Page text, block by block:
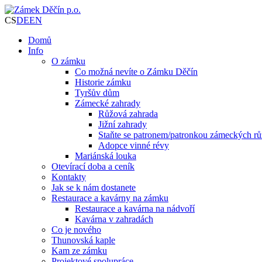
CSDEEN
Domů
Info
O zámku
Co možná nevíte o Zámku Děčín
Historie zámku
Tyršův dům
Zámecké zahrady
Růžová zahrada
Jižní zahrady
Staňte se patronem/patronkou zámeckých
Adopce vinné révy
Mariánská louka
Otevírací doba a ceník
Kontakty
Jak se k nám dostanete
Restaurace a kavárny na zámku
Restaurace a kavárna na nádvoří
Kavárna v zahradách
Co je nového
Thunovská kaple
Kam ze zámku